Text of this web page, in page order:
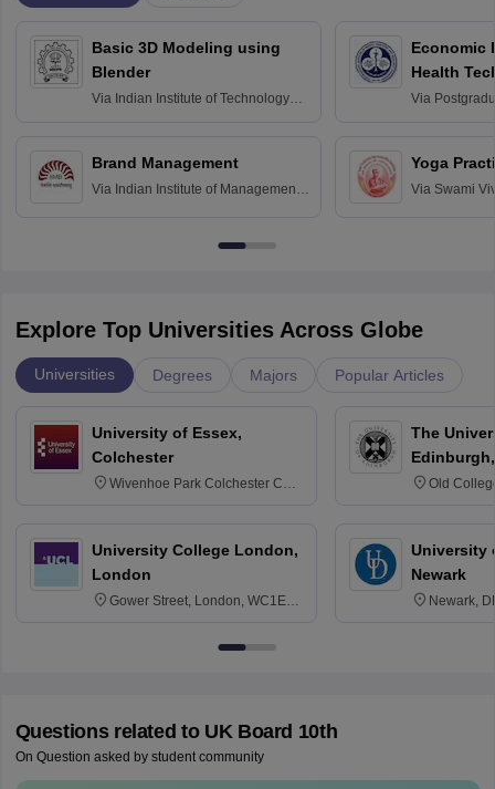
Basic 3D Modeling using
Blender
Via Indian Institute of Technology
Brand Management
Via Indian Institute of Management
Economic
Health
Via
Yoga
Via Swami
Explore Top Universities Across Globe
Universities Degrees Majors Popular Articles
University of Essex,
Colchester
Wivenhoe Park Colchester CO4
University College London,
London
Gower Street, London, WC1E
The
Old
University
Newark
Newark,
Questions related to UK Board 10th
On Question asked by student community